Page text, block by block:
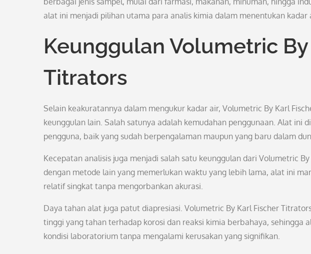
alat ini menjadi pilihan utama para analis kimia dalam menentukan kadar
Keunggulan Volumetric
Titrators
Selain keakuratannya dalam mengukur kadar air, Volumetric By Karl
keunggulan lain. Salah satunya adalah kemudahan penggunaan. Alat ini
pengguna, baik yang sudah berpengalaman maupun yang baru dalam
Kecepatan analisis juga menjadi salah satu keunggulan dari Volumetric
dengan metode lain yang memerlukan waktu yang lebih lama, alat ini
relatif singkat tanpa mengorbankan akurasi.
Daya tahan alat juga patut diapresiasi. Volumetric By Karl Fischer
tinggi yang tahan terhadap korosi dan reaksi kimia berbahaya, sehingga
kondisi laboratorium tanpa mengalami kerusakan yang signifikan.